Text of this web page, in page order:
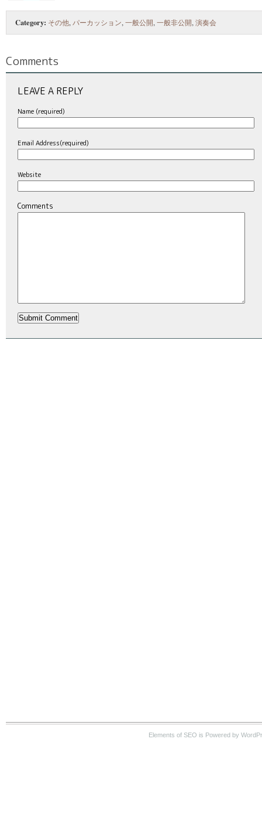
Category: その他,パーカッション,一般公開,一般非公開,演奏会
Comments
LEAVE A REPLY
Name (required)
Email Address(required)
Website
Comments
Elements of SEO is Powered by